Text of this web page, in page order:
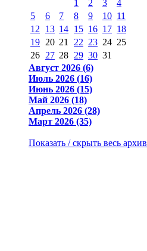
1 2 3
4
5
6 7 8 9 10 11
12
13 14 15 16 17 18
19 20 21 22 23 24 25
26 27 28 29 30 31
Август 2026 (6)
Июль 2026 (16)
Июнь 2026 (15)
Май 2026 (18)
Апрель 2026 (28)
Март 2026 (35)
Показать / скрыть весь архив